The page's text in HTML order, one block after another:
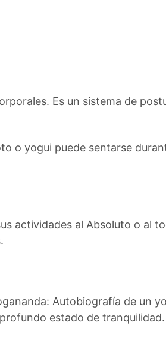
Es un sistema de
o yogui puede sentarse
actividades al Absoluto o al
Autobiografía de un
estado de tranquilidad.